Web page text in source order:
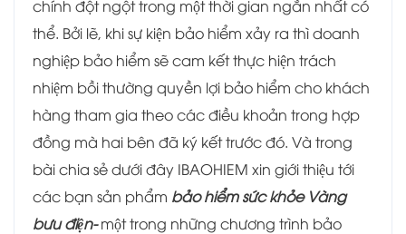
chính đột ngột trong một thời gian ngắn nhất có
thể. Bởi lẽ, khi sự kiện bảo hiểm xảy ra thì doanh
nghiệp bảo hiểm sẽ cam kết thực hiện trách
nhiệm bồi thường quyền lợi bảo hiểm cho khách
hàng tham gia theo các điều khoản trong hợp
đồng mà hai bên đã ký kết trước đó. Và trong
bài chia sẻ dưới đây IBAOHIEM xin giới thiệu tới
các bạn sản phẩm bảo hiểm sức khỏe Vàng
bưu điện-một trong những chương trình bảo